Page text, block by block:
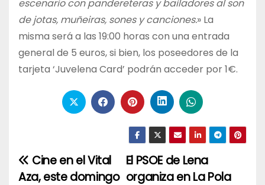
escenario con pandereteras y bailadores al son
de jotas, muñeiras, sones y canciones.» La
misma será a las 19:00 horas con una entrada
general de 5 euros, si bien, los poseedores de la
tarjeta ‘Juvelena Card’ podrán acceder por 1€.
Navegación
El PSOE de Lena
organiza en La Pola
Cine en el Vital
Aza, este domingo